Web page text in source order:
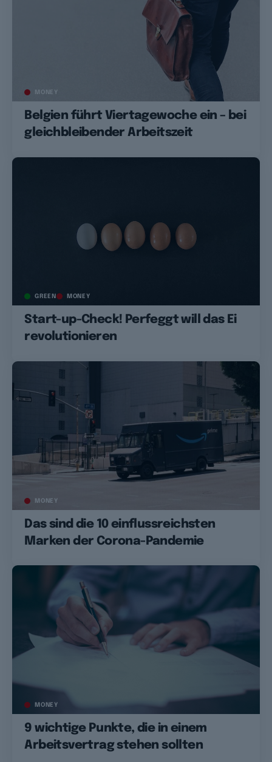
MONEY
Belgien führt Viertagewoche ein – bei
gleichbleibender Arbeitszeit
GREEN MONEY
Start-up-Check! Perfeggt will das Ei
revolutionieren
MONEY
Das sind die 10 einflussreichsten
Marken der Corona-Pandemie
MONEY
9 wichtige Punkte, die in einem
Arbeitsvertrag stehen sollten